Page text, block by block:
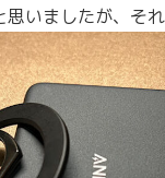
いましたが、それ